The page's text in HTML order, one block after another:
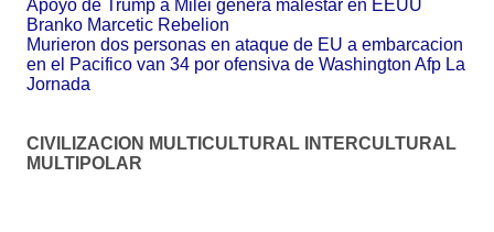
Apoyo de Trump a Milei genera malestar en EEUU
Branko Marcetic Rebelion
Murieron dos personas en ataque de EU a embarcacion
en el Pacifico van 34 por ofensiva de Washington Afp La
Jornada
CIVILIZACION MULTICULTURAL INTERCULTURAL
MULTIPOLAR